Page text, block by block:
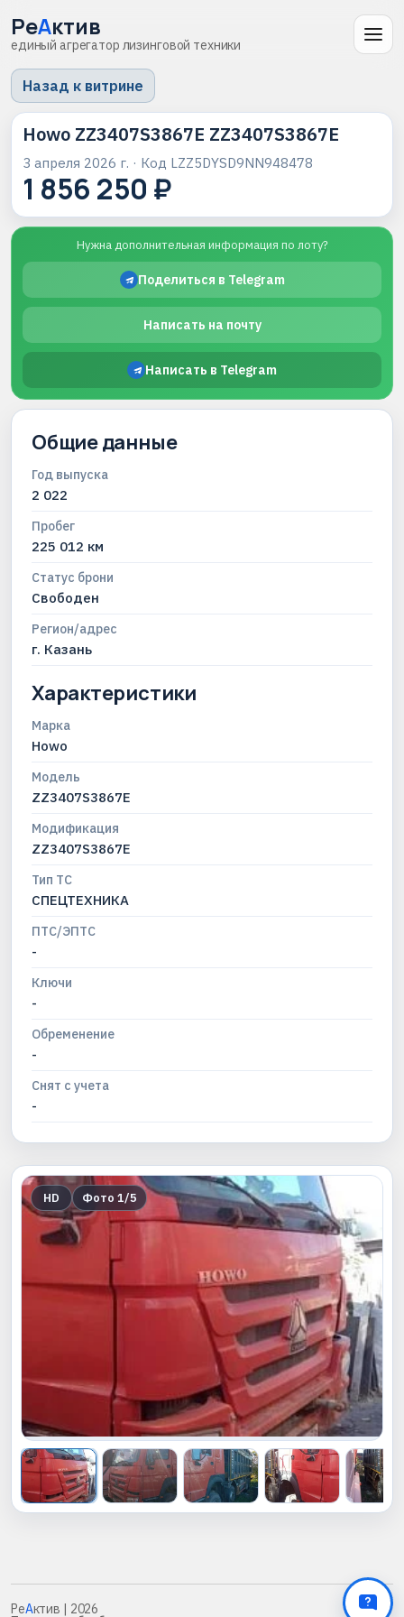
РеАктив
единый агрегатор лизинговой техники
Назад к витрине
Howo ZZ3407S3867E ZZ3407S3867E
3 апреля 2026 г. · Код LZZ5DYSD9NN948478
1 856 250 ₽
Нужна дополнительная информация по лоту?
Поделиться в Telegram
Написать на почту
Написать в Telegram
Общие данные
Год выпуска
2 022
Пробег
225 012 км
Статус брони
Свободен
Регион/адрес
г. Казань
Характеристики
Марка
Howo
Модель
ZZ3407S3867E
Модификация
ZZ3407S3867E
Тип ТС
СПЕЦТЕХНИКА
ПТС/ЭПТС
-
Ключи
-
Обременение
-
Снят с учета
-
HD Фото 1/5
РеАктив | 2026